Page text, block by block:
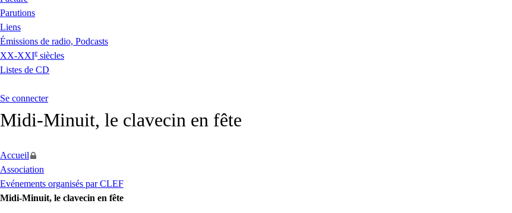
Parutions
Liens
Émissions de radio, Podcasts
XX-XXIe siècles
Listes de CD
Se connecter
Midi-Minuit, le clavecin en fête
Accueil
Association
Evénements organisés par CLEF
Midi-Minuit, le clavecin en fête